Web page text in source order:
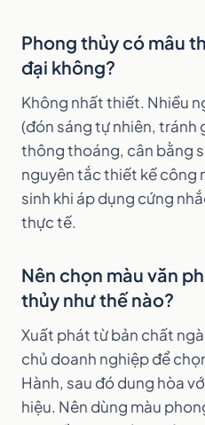
Phong thủy có mâu
đại không?
Không nhất thiết. Nhiều
(đón sáng tự nhiên, tránh
thông thoáng, cân bằng
nguyên tắc thiết kế công
sinh khi áp dụng cứng
thực tế.
Nên chọn màu văn
thủy như thế nào?
Xuất phát từ bản chất
chủ doanh nghiệp để
Hành, sau đó dung hòa
hiệu. Nên dùng màu